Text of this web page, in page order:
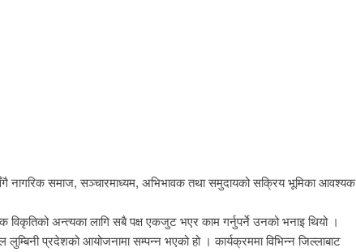
नागरिक समाज, सञ्चारमाध्यम, अभिभावक तथा समुदायको सक्रिय भूमिका आवश्यक
विकृतिको अन्त्यका लागि सबै पक्ष एकजुट भएर काम गर्नुपर्ने उनको भनाइ थियो ।
प्रदेशको आयोजनामा सम्पन्न भएको हो । कार्यक्रममा विभिन्न जिल्लाबाट